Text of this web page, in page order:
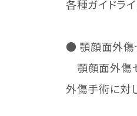
各種ガイドラ
● 顎顔面外傷
顎顔面外傷
外傷手術に対